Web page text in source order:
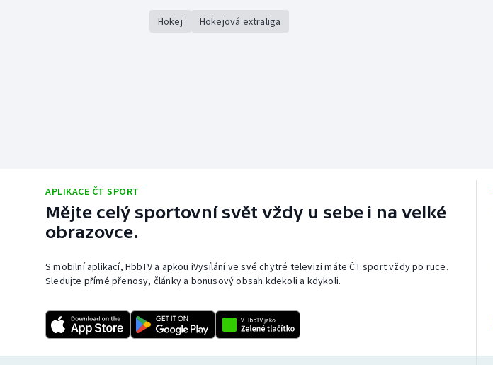
Hokej Hokejová extraliga
APLIKACE ČT SPORT
Mějte celý sportovní svět vždy u sebe i na velké
obrazovce.
S mobilní aplikací, HbbTV a apkou iVysílání ve své chytré televizi máte ČT sport vždy po ruce.
Sledujte přímé přenosy, články a bonusový obsah kdekoli a kdykoli.